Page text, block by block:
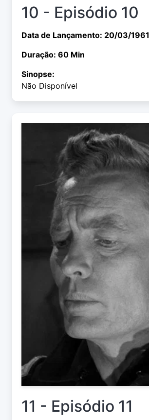
10 - Episódio 10
Data de Lançamento: 20/03/1961
Duração: 60 Min
Sinopse:
Não Disponível
11 - Episódio 11